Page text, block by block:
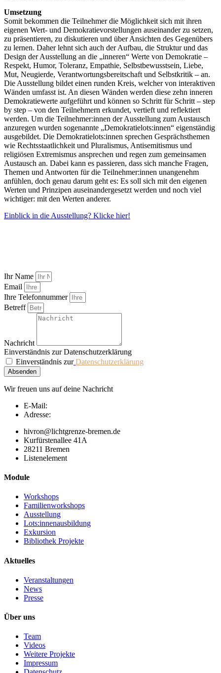
Umsetzung
Somit bekommen die Teilnehmer die Möglichkeit sich mit ihren
eigenen Wert- und Demokratievorstellungen auseinander zu setzen,
zu präsentieren, zu diskutieren und über Ansichten des Gegenübers
zu lernen. Daher lehnt sich auch der Aufbau, die Struktur und das
Design der Ausstellung an die „inneren“ Werte von Demokratie –
Respekt, Humor, Toleranz, Empathie, Selbstbewusstsein, Liebe,
Mut, Neugierde, Verantwortungsbereitschaft und Selbstkritik – an.
Die Ausstellung bildet einen runden Kreis, welcher von interaktiven
Wänden umfasst ist. An diesen Wänden werden diese zehn inneren
Demokratiewerte aufgeführt und können so Schritt für Schritt – step
by step – von den Teilnehmern erkundet, vertieft und reflektiert
werden. Um die Teilnehmer:innen der Ausstellung zum Austausch
anzuregen wurden sogenannte „Demokratielots:innen“ eigenständig
ausgebildet. Die Demokratielots:innen sprechen Gesprächsthemen
wie Rechtsstaatlichkeit und Pluralismus, Antisemitismus und
religiösen Extremismus ansprechen und regen zum gemeinsamen
Austausch an. Dabei kann es passieren, dass sich manche Fragen,
Themen und Antworten für die Teilnehmer:innen unangenehm
anfühlen, doch genau darum geht es: Es soll sich mit den eigenen
Werten und Prinzipen auseinandergesetzt werden und noch viel
wichtiger: mit den Werten anderer.
Einblick in die Ausstellung? Klicke hier!
Ihr Name
Email
Ihre Telefonnummer
Betreff
Nachricht
Einverständnis zur Datenschutzerklärung
Einverständnis zur Datenschutzerklärung
Absenden
Wir freuen uns auf deine Nachricht
E-Mail:
Adresse:
hivron@lichtgrenze-bremen.de
Kurfürstenallee 41A
28211 Bremen
Listenelement
Module
Workshops
Familienworkshops
Ausstellung
Lots:innenausbildung
Exkursion
Bibliothek Projekte
Aktuelles
Veranstaltungen
News
Presse
Über uns
Team
Videos
Weitere Projekte
Impressum